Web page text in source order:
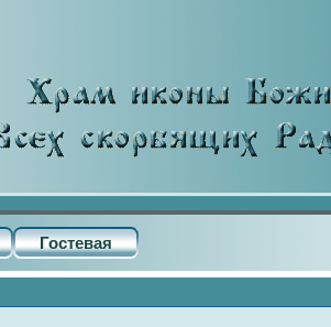
Гостевая